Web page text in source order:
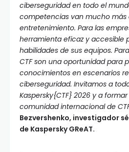
ciberseguridad en todo el
competencias van mucho más
entretenimiento. Para las
herramienta eficaz y accesible
habilidades de sus equipos.
CTF son una oportunidad para
conocimientos en escenarios
ciberseguridad. Invitamos a
Kaspersky{CTF} 2026 y a
comunidad internacional de
Bezvershenko, investigador
de Kaspersky GReAT.